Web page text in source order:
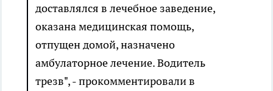
доставлялся в лечебное заведение,
оказана медицинская помощь,
отпущен домой, назначено
амбулаторное лечение. Водитель
трезв", - прокомментировали в